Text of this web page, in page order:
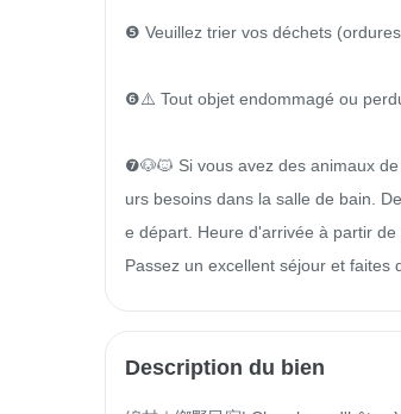
❺ Veuillez trier vos déchets
❻⚠️ Tout objet endommagé ou
❼🐶🐱 Si vous avez des animaux
urs besoins dans la salle de bain.
e départ. Heure d'arrivée à partir
Passez un excellent séjour et faites
Description du bien